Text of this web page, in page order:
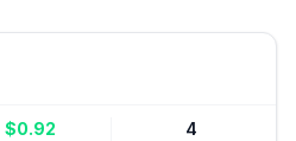
$0.92 4